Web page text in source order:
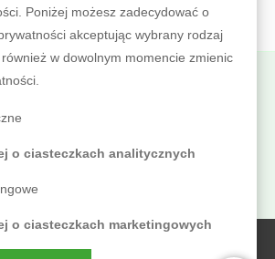
Sp. k.,
Poniżej możesz zadecydować o
akceptując wybrany rodzaj
w dowolnym momencie zmienic
o ciasteczkach analitycznych
o ciasteczkach marketingowych